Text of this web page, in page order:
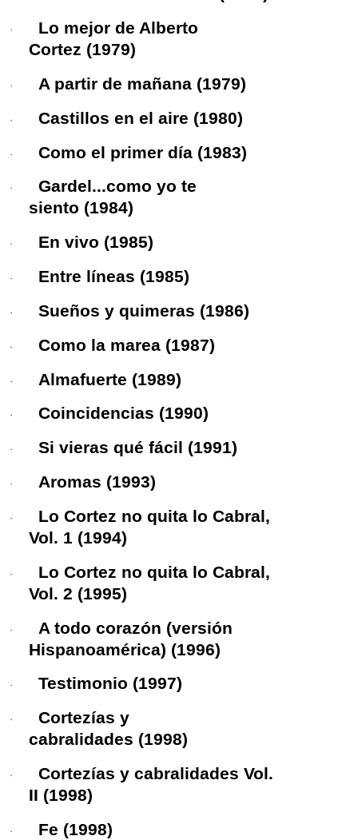
·
Lo mejor de Alberto
Cortez (1979)
· A partir de mañana(1979)
· Castillos en el aire (1980)
· Como el primer día(1983)
·
Gardel...como yo te
siento (1984)
· En vivo (1985)
· Entre líneas (1985)
· Sueños y quimeras (1986)
· Como la marea(1987)
· Almafuerte (1989)
· Coincidencias (1990)
· Si vieras qué fácil (1991)
· Aromas (1993)
·
Lo Cortez no quita lo Cabral,
Vol. 1(1994)
·
Lo Cortez no quita lo Cabral,
Vol. 2 (1995)
· A todo corazón (versión
Hispanoamérica) (1996)
· Testimonio (1997)
·
Cortezías y
cabralidades (1998)
·
Cortezías y cabralidades Vol.
II (1998)
· Fe (1998)